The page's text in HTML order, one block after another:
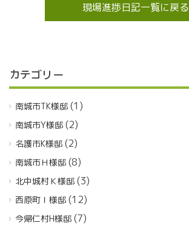
現場進捗日記一覧に戻る
カテゴリー
南城市TK様邸 (1)
南城市Y様邸 (2)
名護市K様邸 (2)
南城市Ｈ様邸 (8)
北中城村Ｋ様邸 (3)
西原町Ｉ様邸 (12)
今帰仁村H様邸 (7)